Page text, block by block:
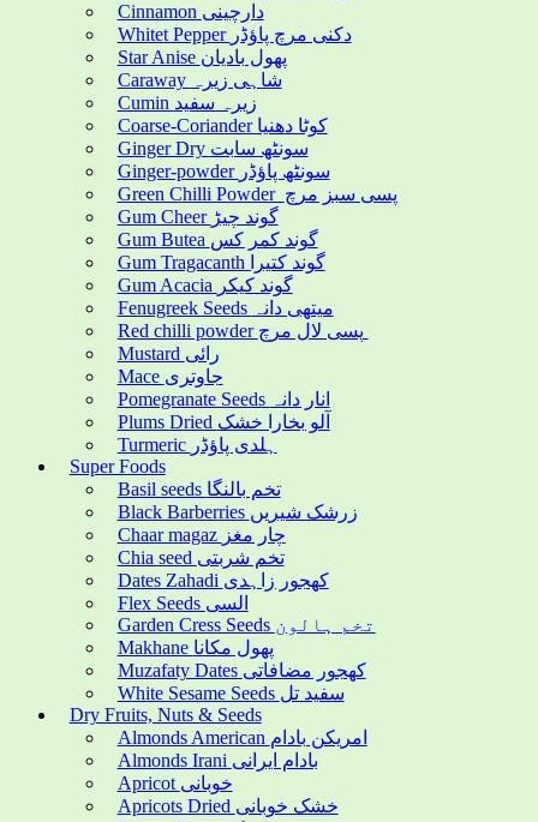
Cinnamon دارچینی
Whitet Pepper دکنی مرچ پاؤڈر
Star Anise پھول بادیان
Caraway شاہی زیرہ
Cumin زیرہ سفید
Coarse-Coriander کوٹا دھنیا
Ginger Dry سونٹھ سابت
Ginger-powder سونٹھ پاؤڈر
Green Chilli Powder پسی سبز مرچ
Gum Cheer گوند چیڑ
Gum Butea گوند کمر کس
Gum Tragacanth گوند کتیرا
Gum Acacia گوند کیکر
Fenugreek Seeds میتھی دانہ
Mustard رائی
Mace جاوتری
Pomegranate Seeds انار دانہ
Plums Dried آلو بخارا خشک
Turmeric ہلدی پاؤڈر
Super Foods
Basil seeds تخم بالنگا
Black Barberries زرشک شیریں
Chaar magaz چار مغز
Chia seed تخم شربتی
Dates Zahadi کھجور زاہدی
Flex Seeds السی
Garden Cress Seeds تخم ہالون
Makhane پھول مکانا
Muzafaty Dates کھجور مضافاتی
White Sesame Seeds سفید تل
Dry Fruits, Nuts & Seeds
Almonds American امریکن بادام
Almonds Irani بادام ایرانی
Apricot خوبانی
Apricots Dried خشک خوبانی